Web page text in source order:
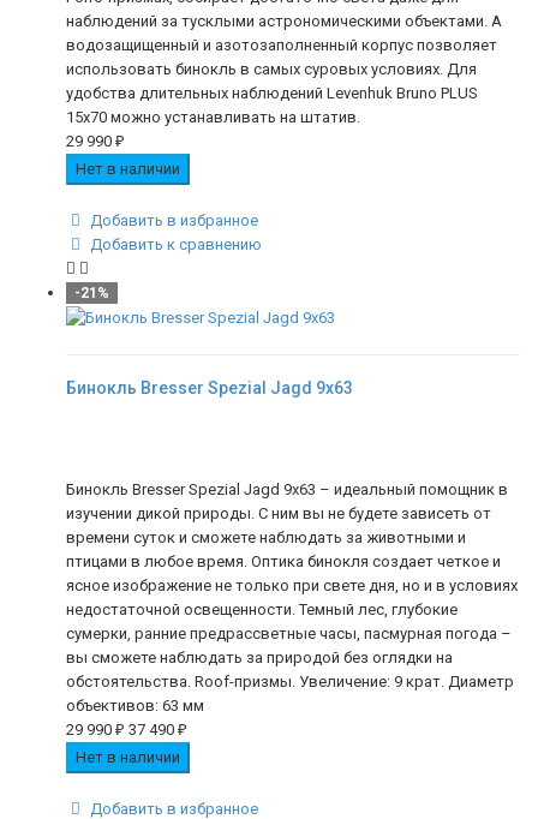
наблюдений за тусклыми астрономическими объектами. А
водозащищенный и азотозаполненный корпус позволяет
использовать бинокль в самых суровых условиях. Для
удобства длительных наблюдений Levenhuk Bruno PLUS
15x70 можно устанавливать на штатив.
29 990 ₽
Нет в наличии
Добавить в избранное
Добавить к сравнению
-21%
Бинокль Bresser Spezial Jagd 9x63
Бинокль Bresser Spezial Jagd 9x63 – идеальный помощник в
изучении дикой природы. С ним вы не будете зависеть от
времени суток и сможете наблюдать за животными и
птицами в любое время. Оптика бинокля создает четкое и
ясное изображение не только при свете дня, но и в условиях
недостаточной освещенности. Темный лес, глубокие
сумерки, ранние предрассветные часы, пасмурная погода –
вы сможете наблюдать за природой без оглядки на
обстоятельства. Roof-призмы. Увеличение: 9 крат. Диаметр
объективов: 63 мм
29 990 ₽ 37 490 ₽
Нет в наличии
Добавить в избранное